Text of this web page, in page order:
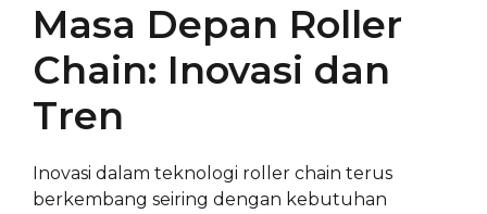
Masa Depan Roller
Chain: Inovasi dan
Tren
Inovasi dalam teknologi roller chain terus
berkembang seiring dengan kebutuhan